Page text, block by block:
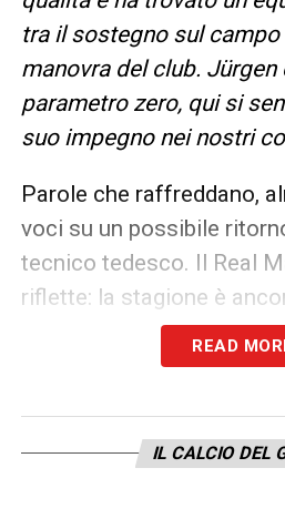
tra il sostegno sul
manovra del club. Jürgen
parametro zero, qui si
suo impegno nei nostri
Parole che raffreddano,
voci su un possibile
tecnico tedesco. Il Real
riflette: la stagione è
progetto Xabi Alonso è
dimostrare solidità anche
LEGGI ANCHE –Ultime
READ
IL CALCIO DEL